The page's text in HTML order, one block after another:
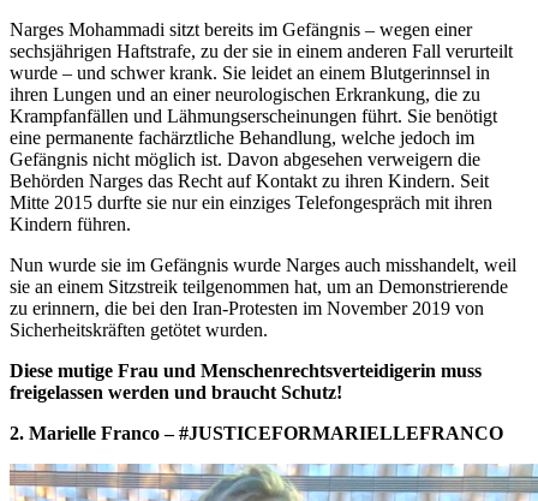
Narges Mohammadi sitzt bereits im Gefängnis – wegen einer
sechsjährigen Haftstrafe, zu der sie in einem anderen Fall verurteilt
wurde – und schwer krank. Sie leidet an einem Blutgerinnsel in
ihren Lungen und an einer neurologischen Erkrankung, die zu
Krampfanfällen und Lähmungserscheinungen führt. Sie benötigt
eine permanente fachärztliche Behandlung, welche jedoch im
Gefängnis nicht möglich ist. Davon abgesehen verweigern die
Behörden Narges das Recht auf Kontakt zu ihren Kindern. Seit
Mitte 2015 durfte sie nur ein einziges Telefongespräch mit ihren
Kindern führen.
Nun wurde sie im Gefängnis wurde Narges auch misshandelt, weil
sie an einem Sitzstreik teilgenommen hat, um an Demonstrierende
zu erinnern, die bei den Iran-Protesten im November 2019 von
Sicherheitskräften getötet wurden.
Diese mutige Frau und Menschenrechtsverteidigerin muss
freigelassen werden und braucht Schutz!
2. Marielle Franco – #JUSTICEFORMARIELLEFRANCO